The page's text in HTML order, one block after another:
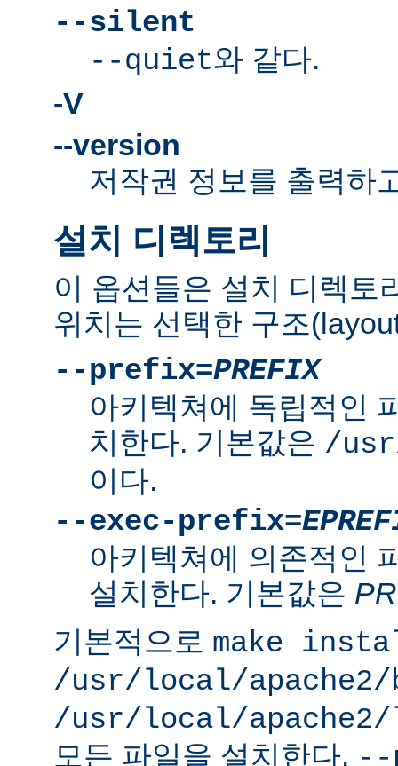
--silent
--quiet와 같다.
-V
--version
저작권 정보를 출력하
설치 디렉토리
이 옵션들은 설치 디렉토
위치는 선택한 구조
--prefix=PREFIX
아키텍쳐에 독립적인
치한다. 기본값은 /
이다.
--exec-prefix=
아키텍쳐에 의존적인
설치한다. 기본값은
기본적으로 make
/usr/local/
/usr/local/
모든 파일을 설치한다. --